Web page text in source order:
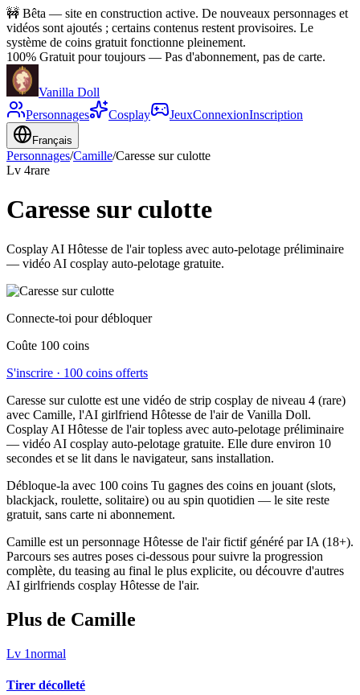
🚧 Bêta — site en construction active. De nouveaux personnages et
vidéos sont ajoutés ; certains contenus restent provisoires. Le
système de coins gratuit fonctionne pleinement.
100% Gratuit pour toujours — Pas d'abonnement, pas de carte.
Vanilla Doll
Personnages
Cosplay JeuxConnexionInscription
Français
Personnages/Camille/Caresse sur culotte
Lv 4rare
Caresse sur culotte
Cosplay AI Hôtesse de l'air topless avec auto-pelotage préliminaire
— vidéo AI cosplay auto-pelotage gratuite.
Connecte-toi pour débloquer
Coûte 100 coins
S'inscrire · 100 coins offerts
Caresse sur culotte est une vidéo de strip cosplay de niveau 4 (rare)
avec Camille, l'AI girlfriend Hôtesse de l'air de Vanilla Doll.
Cosplay AI Hôtesse de l'air topless avec auto-pelotage préliminaire
— vidéo AI cosplay auto-pelotage gratuite. Elle dure environ 10
secondes et se lit dans le navigateur, sans installation.
Débloque-la avec 100 coins Tu gagnes des coins en jouant (slots,
blackjack, roulette, solitaire) ou au spin quotidien — le site reste
gratuit, sans carte ni abonnement.
Camille est un personnage Hôtesse de l'air fictif généré par IA (18+).
Parcours ses autres poses ci-dessous pour suivre la progression
complète, du teasing au final le plus explicite, ou découvre d'autres
AI girlfriends cosplay Hôtesse de l'air.
Plus de Camille
Lv 1normal
Tirer décolleté